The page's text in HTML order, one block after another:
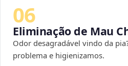
06
Eliminação de Mau
Odor desagradável vindo da
problema e higienizamos.